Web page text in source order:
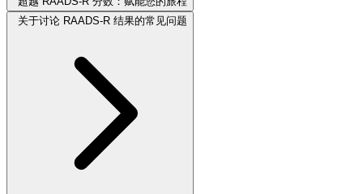
关于讨论 RAADS-R 结果的常见问题